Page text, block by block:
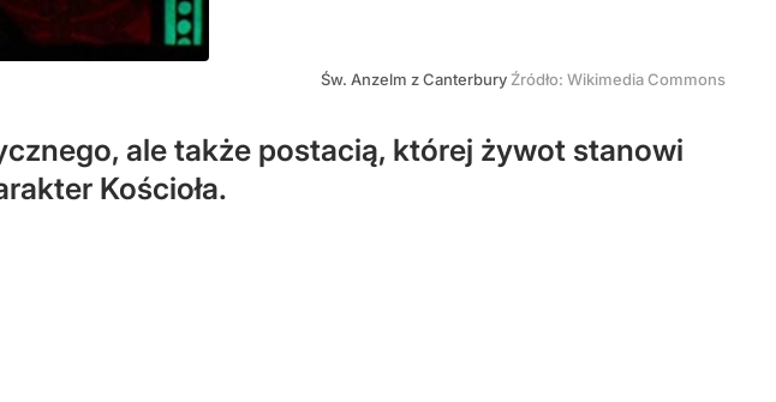
Św. Anzelm z Canterbury Źródło: Wikimedia Commons
ale także postacią, której żywot stanowi
Kościoła.